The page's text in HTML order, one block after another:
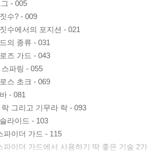
- 005
수? - 009
수에서의 포지션 - 021
의 종류 - 031
즈 가드 - 043
스파링 - 055
스 초크 - 069
- 081
그리고 기무라 락 - 093
라이드 - 103
파이더 가드 - 115
파이더 가드에서 사용하기 딱 좋은 기술 2